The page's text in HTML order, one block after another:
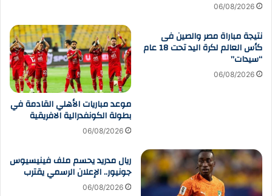
06/08/2026
نتيجة مباراة مصر والصين فى
كأس العالم لكرة اليد تحت 18 عام
“سيدات”
06/08/2026
موعد مباريات الأهلي القادمة في
بطولة الكونفدرالية الافريقية
06/08/2026
ريال مدريد يحسم ملف فينيسيوس
جونيور.. الإعلان الرسمي يقترب
06/08/2026